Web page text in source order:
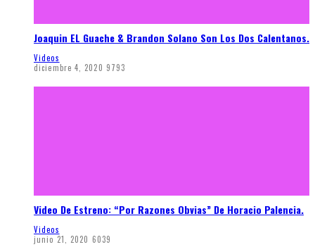
Joaquin EL Guache & Brandon Solano Son Los Dos Calentanos.
Videos
diciembre 4, 2020 9793
Video De Estreno: “Por Razones Obvias” De Horacio Palencia.
Videos
junio 21, 2020 6039